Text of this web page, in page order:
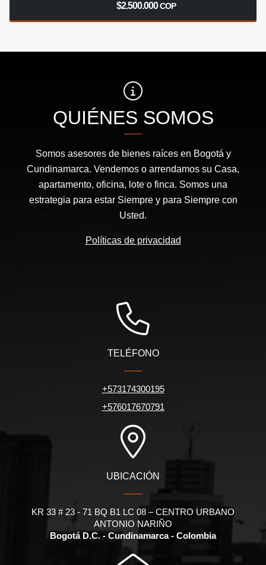
$2.500.000COP
QUIÉNES SOMOS
Somos asesores de bienes raíces en Bogotá y
Cundinamarca. Vendemos o arrendamos su Casa,
apartamento, oficina, lote o finca. Somos una
estrategia para estar Siempre y para Siempre con
Usted.
Políticas de privacidad
TELÉFONO
+573174300195
+576017670791
UBICACIÓN
KR 33 # 23 - 71 BQ B1 LC 08 – CENTRO URBANO
ANTONIO NARIÑO
Bogotá D.C. - Cundinamarca - Colombia